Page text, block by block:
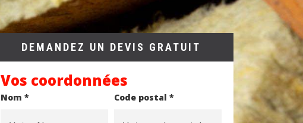
DEMANDEZ UN DEVIS GRATUIT
Vos coordonnées
Nom * Code postal *